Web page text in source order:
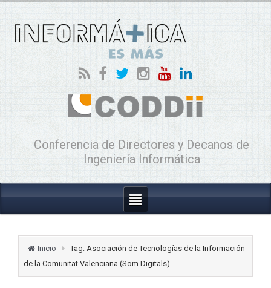
Conferencia de Directores y Decanos de
Ingeniería Informática
Inicio
Tag: Asociación de Tecnologías de la Información
de la Comunitat Valenciana (Som Digitals)